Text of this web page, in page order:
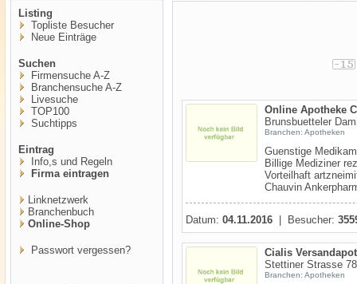
Listing
Topliste Besucher
Neue Einträge
Suchen
Firmensuche A-Z
Branchensuche A-Z
Livesuche
TOP100
Suchtipps
Eintrag
Info,s und Regeln
Firma eintragen
Linknetzwerk
Branchenbuch
Online-Shop
Passwort vergessen?
Online Apotheke
Brunsbuetteler
Branchen: Apotheken
Guenstige
Billige Mediziner
Vorteilhaft
Chauvin
Datum: 04.11.2016 | Besucher:
Cialis
Stettiner Strasse
Branchen: Apotheken